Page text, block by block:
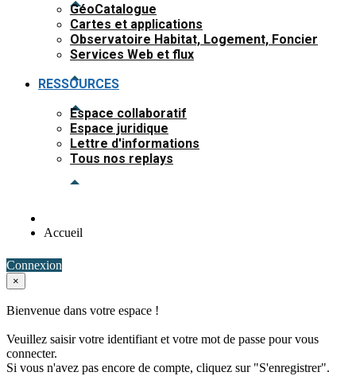
GéoCatalogue
Cartes et applications
Observatoire Habitat, Logement, Foncier
Services Web et flux
RESSOURCES
Espace collaboratif
Espace juridique
Lettre d'informations
Tous nos replays
Accueil
Connexion
×
Bienvenue dans votre espace !
Veuillez saisir votre identifiant et votre mot de passe pour vous
connecter.
Si vous n'avez pas encore de compte, cliquez sur "S'enregistrer".